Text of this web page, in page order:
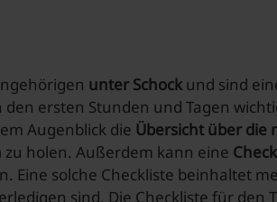
unter Schockund sind
ersten Stunden und Tagen
Augenblick die Übersicht über die
zu holen. Außerdem kann eine
Eine solche Checkliste beinhaltet
sind. Die Checkliste für den